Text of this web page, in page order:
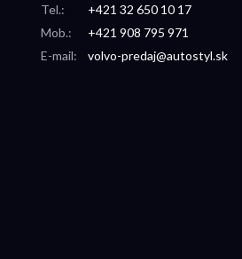
Tel.:
Mob.:
E-mail:
+421 32 650 10 17
+421 908 795 971
volvo-predaj@autostyl.sk